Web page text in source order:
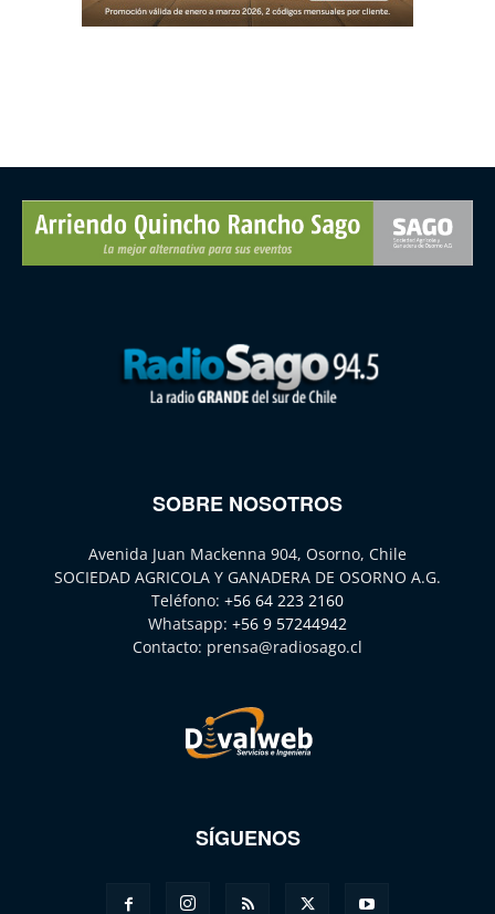
SOBRE NOSOTROS
Avenida Juan Mackenna 904, Osorno, Chile
SOCIEDAD AGRICOLA Y GANADERA DE OSORNO A.G.
Teléfono: +56 64 223 2160
Whatsapp: +56 9 57244942
Contacto: prensa@radiosago.cl
SÍGUENOS